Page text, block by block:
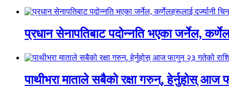
प्रधान सेनापतिबाट पदोन्नति भएका जर्नेल,
पाथीभरा माताले सबैको रक्षा गरुन्, हेर्नुहोस्